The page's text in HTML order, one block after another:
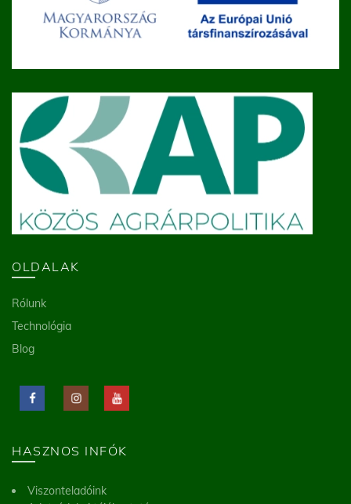
OLDALAK
Rólunk
Technológia
Blog
HASZNOS INFÓK
Viszonteladóink